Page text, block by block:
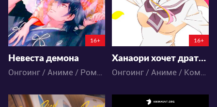
6:14:12:56
16+
Невеста демона
Онгоинг / Аниме / Романтика / Фэнтези
6:13:57:56
16+
Ханаори хочет драться даже после перерождения
Онгоинг / Аниме / Комедия / Романтика / Фэнтези